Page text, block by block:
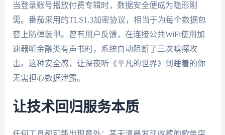
当登录账号播放付费专辑时，数据安全便成为隐形刚
需。番茄采用的TLS1.3加密协议，相当于为每个数据包
套上防弹装甲。曾有用户反馈，在连接公共WiFi使用加
速器听金融类有声书时，系统自动阻断了三次嗅探攻
击。这种安全感，让深夜听《平凡的世界》到睡着的你
无需担心数据泄露。
让技术回归服务本质